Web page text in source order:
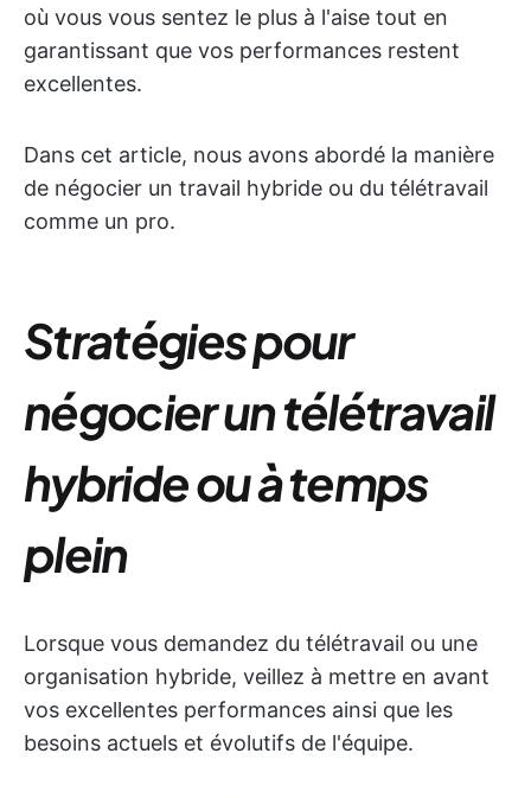
où vous vous sentez le plus à l'aise tout en
garantissant que vos performances restent
excellentes.
Dans cet article, nous avons abordé la manière
de négocier un travail hybride ou du télétravail
comme un pro.
Stratégies pour
négocier un télétravail
hybride ou à temps
plein
Lorsque vous demandez du télétravail ou une
organisation hybride, veillez à mettre en avant
vos excellentes performances ainsi que les
besoins actuels et évolutifs de l'équipe.